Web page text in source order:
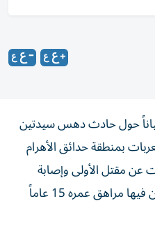
بياناً حول حادث دهس سيدتين
بمنطقة حدائق الأهرام
عن مقتل الأولى وإصابة
الثانية، فيما اتضح أن السيارة كان فيها مراهق عمره 15 عاماً